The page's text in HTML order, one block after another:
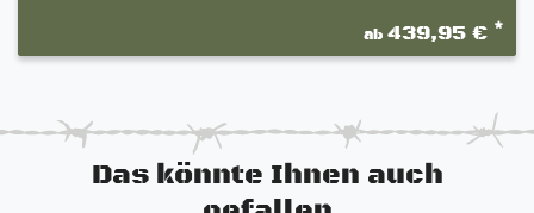
Wasserdicht und hoch Atmungsaktiv
ab439,95 € *
Das könnte Ihnen auch